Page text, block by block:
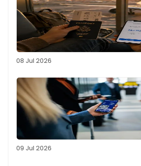
08 Jul 2026
09 Jul 2026